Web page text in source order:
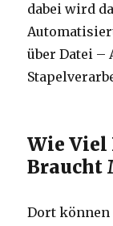
dabei wird
über Datei –
Wie
Braucht
Dort können